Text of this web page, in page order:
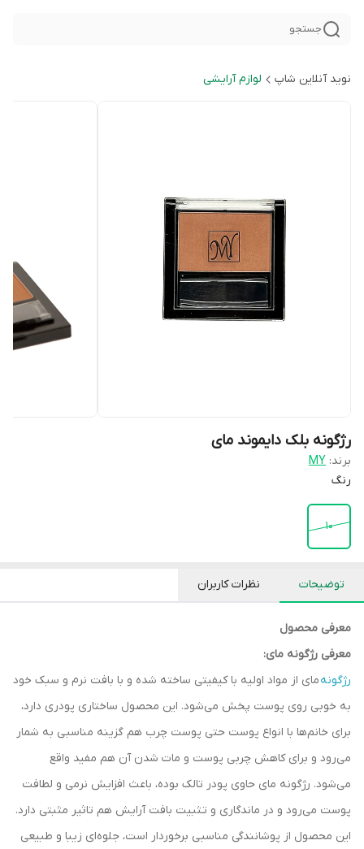
جستجو
نوید آنلاین شاپ لوازم آرایشی
رژگونه بلک دایموند مای
برند: MY
رنگ
10
توضیحات نظرات کاربران
معرفی محصول
معرفی رژگونه مای:
رژگونهمای از مواد اولیه با کیفیتی ساخته شده و با بافت نرم و سبک خود
به خوبی روی پوست پخش می‌شود. این محصول ساختاری پودری دارد،
برای خانم‌ها با انواع پوست حتی پوست چرب هم گزینه مناسبی به شمار
می‌رود و برای کاهش چربی پوست و مات شدن آن هم مفید واقع
می‌شود. رژگونه مای حاوی پودر تالک بوده، باعث افزایش نرمی و لطافت
پوست می‌ر‌ود و در ماندگاری و تثبیت بافت آرایش هم تاثیر مثبتی دارد.
این محصول از پوشانندگی مناسبی برخوردار است، جلوه‌ای زیبا و طبیعی